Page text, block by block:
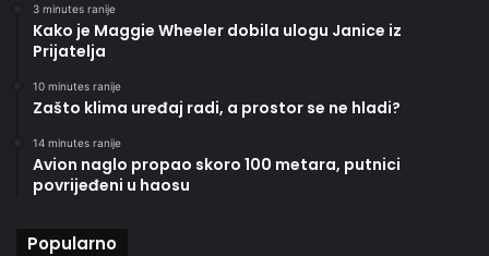
3 minutes ranije
Kako je Maggie Wheeler dobila ulogu Janice iz
Prijatelja
10 minutes ranije
Zašto klima uređaj radi, a prostor se ne hladi?
14 minutes ranije
Avion naglo propao skoro 100 metara, putnici
povrijeđeni u haosu
Popularno